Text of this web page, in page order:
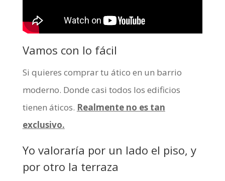
Vamos con lo fácil
Si quieres comprar tu ático en un barrio
moderno. Donde casi todos los edificios
tienen áticos. Realmente no es tan
exclusivo.
Yo valoraría por un lado el piso, y
por otro la terraza